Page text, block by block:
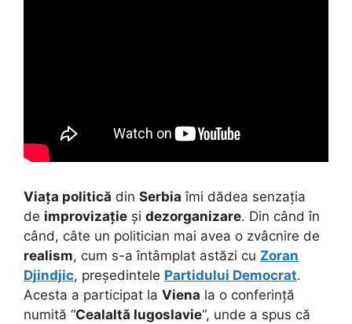
Viața politică din Serbia îmi dădea senzația
de improvizație și dezorganizare. Din când în
când, câte un politician mai avea o zvâcnire de
realism, cum s-a întâmplat astăzi cu Zoran
Djindjic, președintele Partidului Democrat.
Acesta a participat la Viena la o conferință
numită “Cealaltă Iugoslavie“, unde a spus că